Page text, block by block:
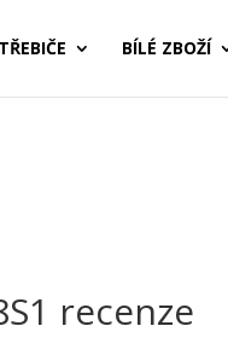
BÍLÉ ZBOŽÍ
recenze